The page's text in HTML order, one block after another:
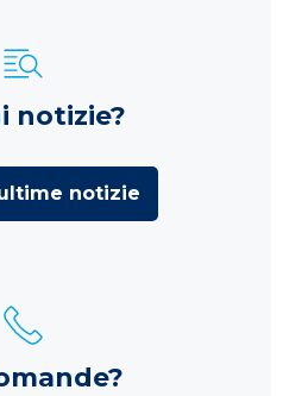
notizie?
notizie